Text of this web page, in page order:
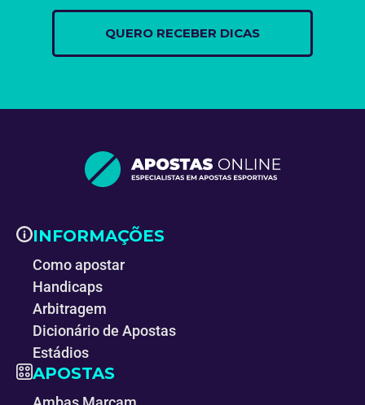
INFORMAÇÕES
Como apostar
Handicaps
Arbitragem
Dicionário de Apostas
Estádios
APOSTAS